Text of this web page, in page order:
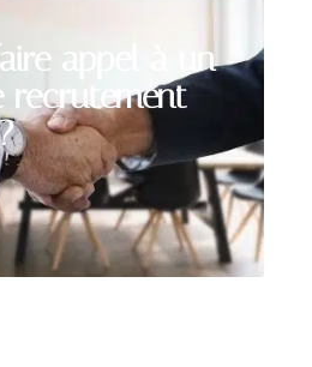
appel à un
recrutement